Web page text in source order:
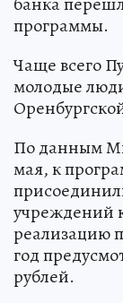
программы.
Чаще всего
молодые
По данным
мая, к
учреждений
реализацию
год
рублей.